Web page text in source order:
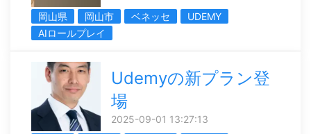
岡山県 岡山市 ベネッセ
UDEMY
AIロールプレイ
Udemyの新プラン登
場
2025-09-01 13:27:13